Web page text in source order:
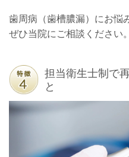
歯周病（歯槽膿漏）にお悩
ぜひ当院にご相談ください。
担当衛生士制で
と